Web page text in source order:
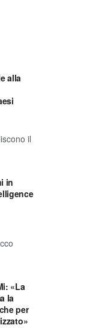
alla
il
in
«La
la
per